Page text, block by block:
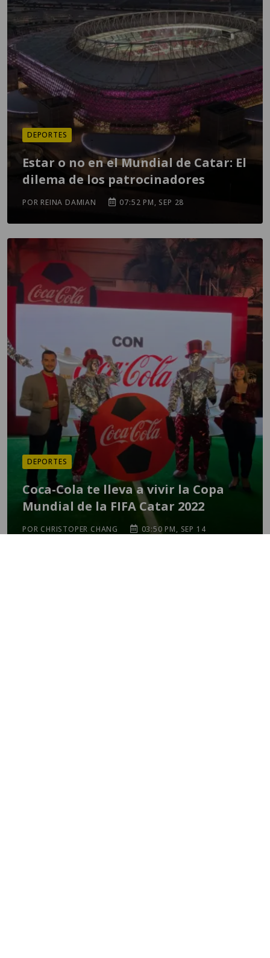
DEPORTES
Estar o no en el Mundial de Catar: El
dilema de los patrocinadores
POR REINA DAMIAN 07:52 PM, SEP 28
DEPORTES
Coca-Cola te lleva a vivir la Copa
Mundial de la FIFA Catar 2022
POR CHRISTOPER CHANG 03:50 PM, SEP 14